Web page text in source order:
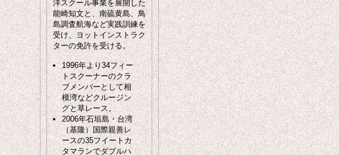
洋スクール事業を展開した
能崎知文と、南硫黄島、鳥
島調査航海など実践訓練を
受け、ヨットインストラク
ターの免許を受ける。
1996年より34フィー
トスクーナーのクラ
ブメンバーとして相
模湾などクルージン
グと草レース。
2006年石垣島・台湾
（基隆）国際親善レ
ースの35フイートカ
タマランでダブルハ